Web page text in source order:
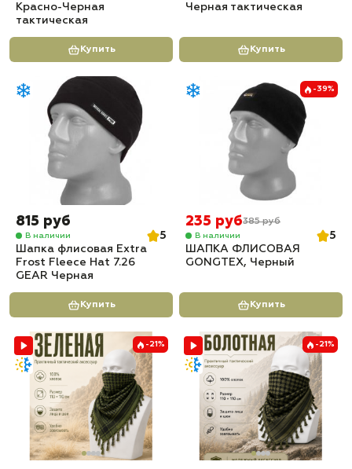
Красно-Черная
тактическая
Купить
Черная тактическая
Купить
815 руб
В наличии
5
Шапка флисовая Extra
Frost Fleece Hat 7.26
GEAR Черная
Купить
-39%
235 руб385 руб
В наличии
5
ШАПКА ФЛИСОВАЯ
GONGTEX, Черный
Купить
-21% -21%